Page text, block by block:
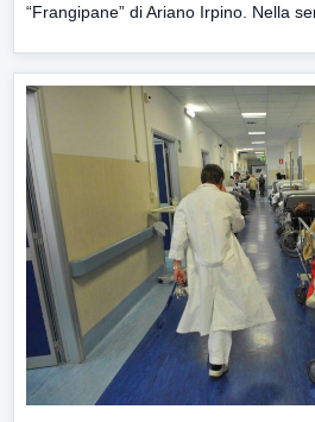
“Frangipane” di Ariano Irpino. Nella